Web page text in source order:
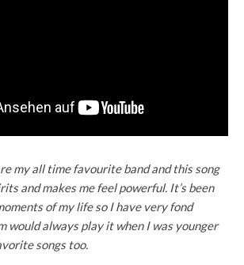
my all time favourite band and this song
and makes me feel powerful. It’s been
of my life so I have very fond
would always play it when I was younger
songs too.